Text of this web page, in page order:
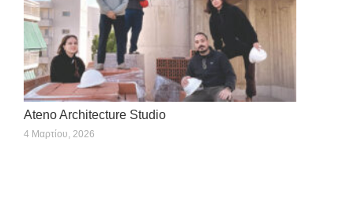
Ateno Architecture Studio
4 Μαρτίου, 2026